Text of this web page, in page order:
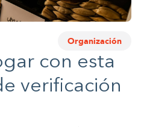
Organización
con esta
verificación